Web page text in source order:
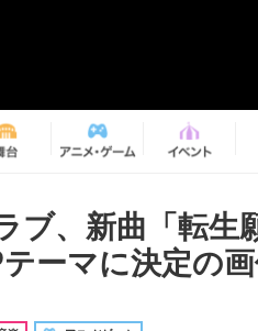
ブ、新曲「転生
ーマに決定の